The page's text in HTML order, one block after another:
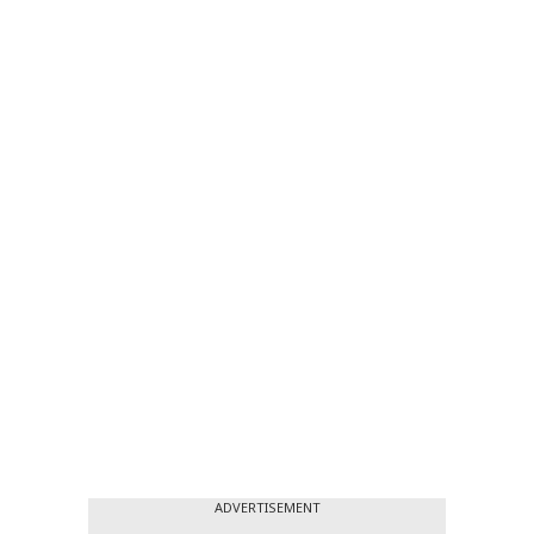
ADVERTISEMENT